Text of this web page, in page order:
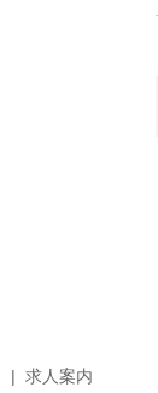
求人案内